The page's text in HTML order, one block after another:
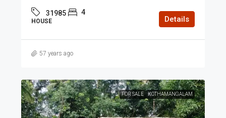
31985 4
HOUSE Details
57 years ago
FOR SALE KOTHAMANGALAM